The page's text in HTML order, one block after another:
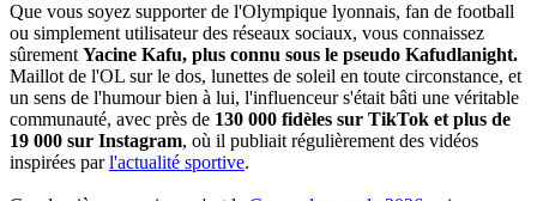
Que vous soyez supporter de l'Olympique lyonnais, fan de football
ou simplement utilisateur des réseaux sociaux, vous connaissez
sûrementYacine Kafu, plus connu sous le pseudo Kafudlanight.
Maillot de l'OL sur le dos, lunettes de soleil en toute circonstance, et
un sens de l'humour bien à lui, l'influenceur s'était bâti une véritable
communauté, avec près de 130 000 fidèles sur TikTok et plus de
19 000 sur Instagram, où il publiait régulièrement des vidéos
inspirées parl'actualité sportive.